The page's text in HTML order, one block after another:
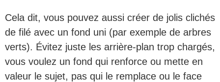
Cela dit, vous pouvez aussi créer de jolis clichés
de filé avec un fond uni (par exemple de arbres
verts). Évitez juste les arrière-plan trop chargés,
vous voulez un fond qui renforce ou mette en
valeur le sujet, pas qui le remplace ou le face